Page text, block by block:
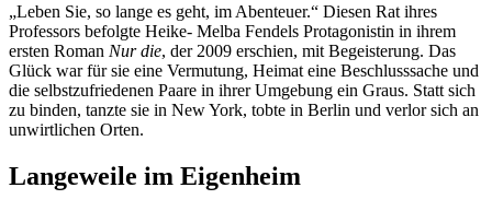
„Leben Sie, so lange es geht, im Abenteuer.“ Diesen Rat ihres
Professors befolgte Heike- Melba Fendels Protagonistin in ihrem
ersten Roman Nur die, der 2009 erschien, mit Begeisterung. Das
Glück war für sie eine Vermutung, Heimat eine Beschlusssache und
die selbstzufriedenen Paare in ihrer Umgebung ein Graus. Statt sich
zu binden, tanzte sie in New York, tobte in Berlin und verlor sich an
unwirtlichen Orten.
Langeweile im Eigenheim